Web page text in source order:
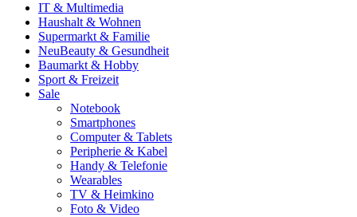
IT & Multimedia
Haushalt & Wohnen
Supermarkt & Familie
NeuBeauty & Gesundheit
Baumarkt & Hobby
Sport & Freizeit
Sale
Notebook
Smartphones
Computer & Tablets
Peripherie & Kabel
Handy & Telefonie
Wearables
TV & Heimkino
Foto & Video